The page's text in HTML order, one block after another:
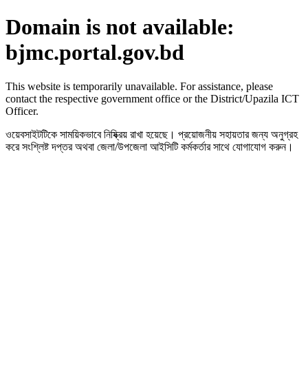
Domain is not available:
bjmc.portal.gov.bd
This website is temporarily unavailable. For assistance, please
contact the respective government office or the District/Upazila ICT
Officer.
ওয়েবসাইটটিকে সাময়িকভাবে নিষ্ক্রিয় রাখা হয়েছে। প্রয়োজনীয় সহায়তার জন্য অনুগ্রহ
করে সংশ্লিষ্ট দপ্তর অথবা জেলা/উপজেলা আইসিটি কর্মকর্তার সাথে যোগাযোগ করুন।